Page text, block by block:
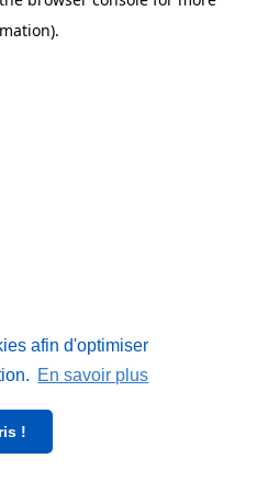
afin d'optimiser
En savoir plus
!
.